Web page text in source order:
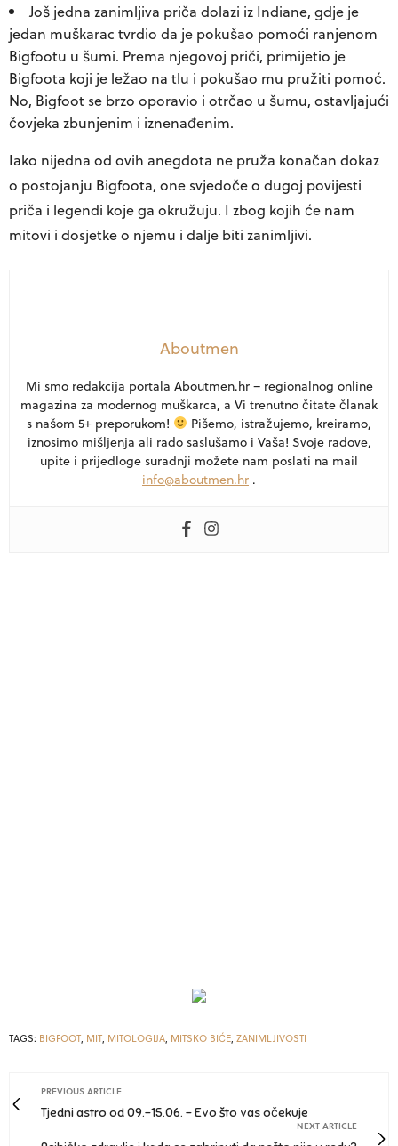
Još jedna zanimljiva priča dolazi iz Indiane, gdje je
jedan muškarac tvrdio da je pokušao pomoći ranjenom
Bigfootu u šumi. Prema njegovoj priči, primijetio je
Bigfoota koji je ležao na tlu i pokušao mu pružiti pomoć.
No, Bigfoot se brzo oporavio i otrčao u šumu, ostavljajući
čovjeka zbunjenim i iznenađenim.
Iako nijedna od ovih anegdota ne pruža konačan dokaz
o postojanju Bigfoota, one svjedoče o dugoj povijesti
priča i legendi koje ga okružuju. I zbog kojih će nam
mitovi i dosjetke o njemu i dalje biti zanimljivi.
Aboutmen
Mi smo redakcija portala Aboutmen.hr – regionalnog online
magazina za modernog muškarca, a Vi trenutno čitate članak
s našom 5+ preporukom!
Pišemo, istražujemo, kreiramo,
iznosimo mišljenja ali rado saslušamo i Vaša! Svoje radove,
upite i prijedloge suradnji možete nam poslati na mail
info@aboutmen.hr .
TAGS: BIGFOOT, MIT, MITOLOGIJA, MITSKO BIĆE, ZANIMLJIVOSTI
PREVIOUS ARTICLE
Tjedni astro od 09.-15.06. - Evo što vas očekuje
NEXT ARTICLE